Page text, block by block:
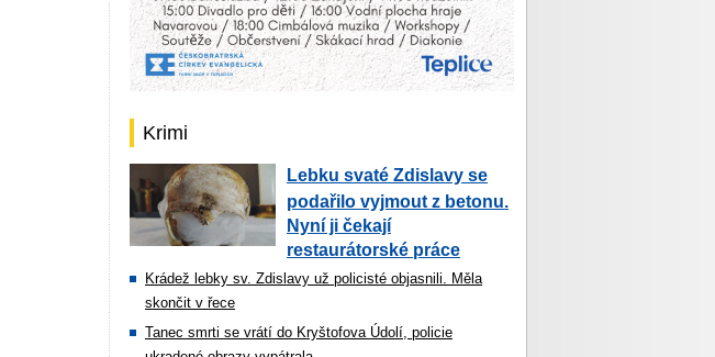
Krimi
Lebku svaté Zdislavy se
podařilo vyjmout z betonu.
Nyní ji čekají
restaurátorské práce
Krádež lebky sv. Zdislavy už policisté objasnili. Měla
skončit v řece
Tanec smrti se vrátí do Kryštofova Údolí, policie